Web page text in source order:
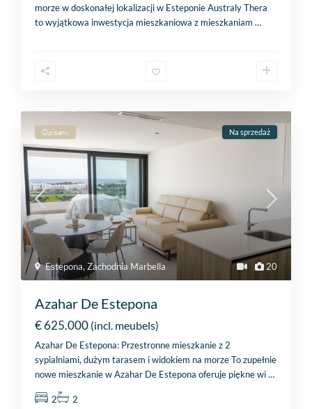
morze w doskonałej lokalizacji w Esteponie Australy Thera
to wyjątkowa inwestycja mieszkaniowa z mieszkaniam…
20
Estepona,Zachodnia Marbella
Opisany Na sprzedaż
Azahar De Estepona
€ 625.000 (incl. meubels)
Azahar De Estepona: Przestronne mieszkanie z 2
sypialniami, dużym tarasem i widokiem na morze To zupełnie
nowe mieszkanie w Azahar De Estepona oferuje piękne wi…
2 2